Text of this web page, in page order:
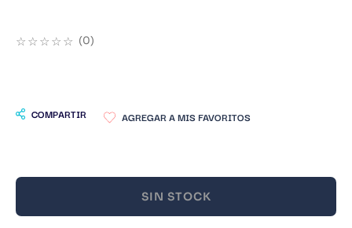
☆☆☆☆☆ (0)
COMPARTIR
SIN STOCK
10. 1984